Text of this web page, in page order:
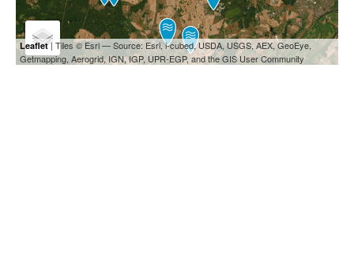
Leaflet| Tiles © Esri — Source: Esri, i-cubed, USDA, USGS, AEX, GeoEye,
Getmapping, Aerogrid, IGN, IGP, UPR-EGP, and the GIS User Community